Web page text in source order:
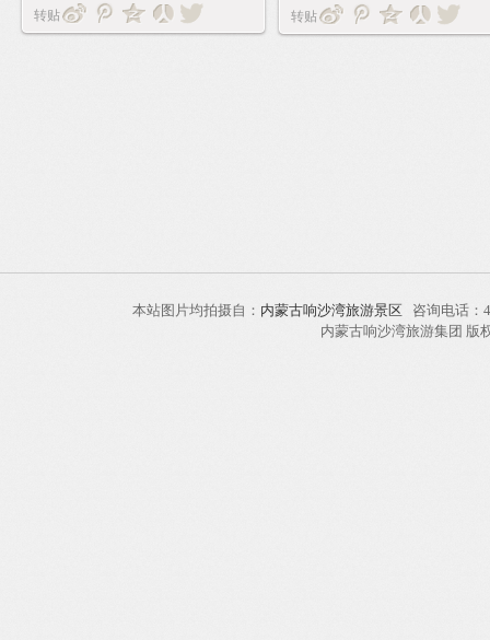
转贴
转贴
本站图片均拍摄自： 内蒙古响沙湾旅游景区 咨询电话
内蒙古响沙湾旅游集团